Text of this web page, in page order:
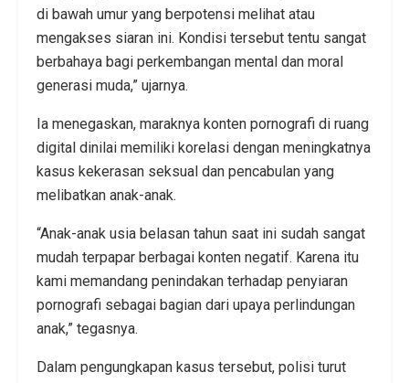
di bawah umur yang berpotensi melihat atau
mengakses siaran ini. Kondisi tersebut tentu sangat
berbahaya bagi perkembangan mental dan moral
generasi muda,” ujarnya.
Ia menegaskan, maraknya konten pornografi di ruang
digital dinilai memiliki korelasi dengan meningkatnya
kasus kekerasan seksual dan pencabulan yang
melibatkan anak-anak.
“Anak-anak usia belasan tahun saat ini sudah sangat
mudah terpapar berbagai konten negatif. Karena itu
kami memandang penindakan terhadap penyiaran
pornografi sebagai bagian dari upaya perlindungan
anak,” tegasnya.
Dalam pengungkapan kasus tersebut, polisi turut